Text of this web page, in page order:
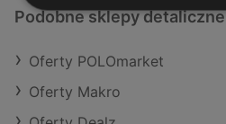
Podobne sklepy detaliczne
Oferty POLOmarket
Oferty Makro